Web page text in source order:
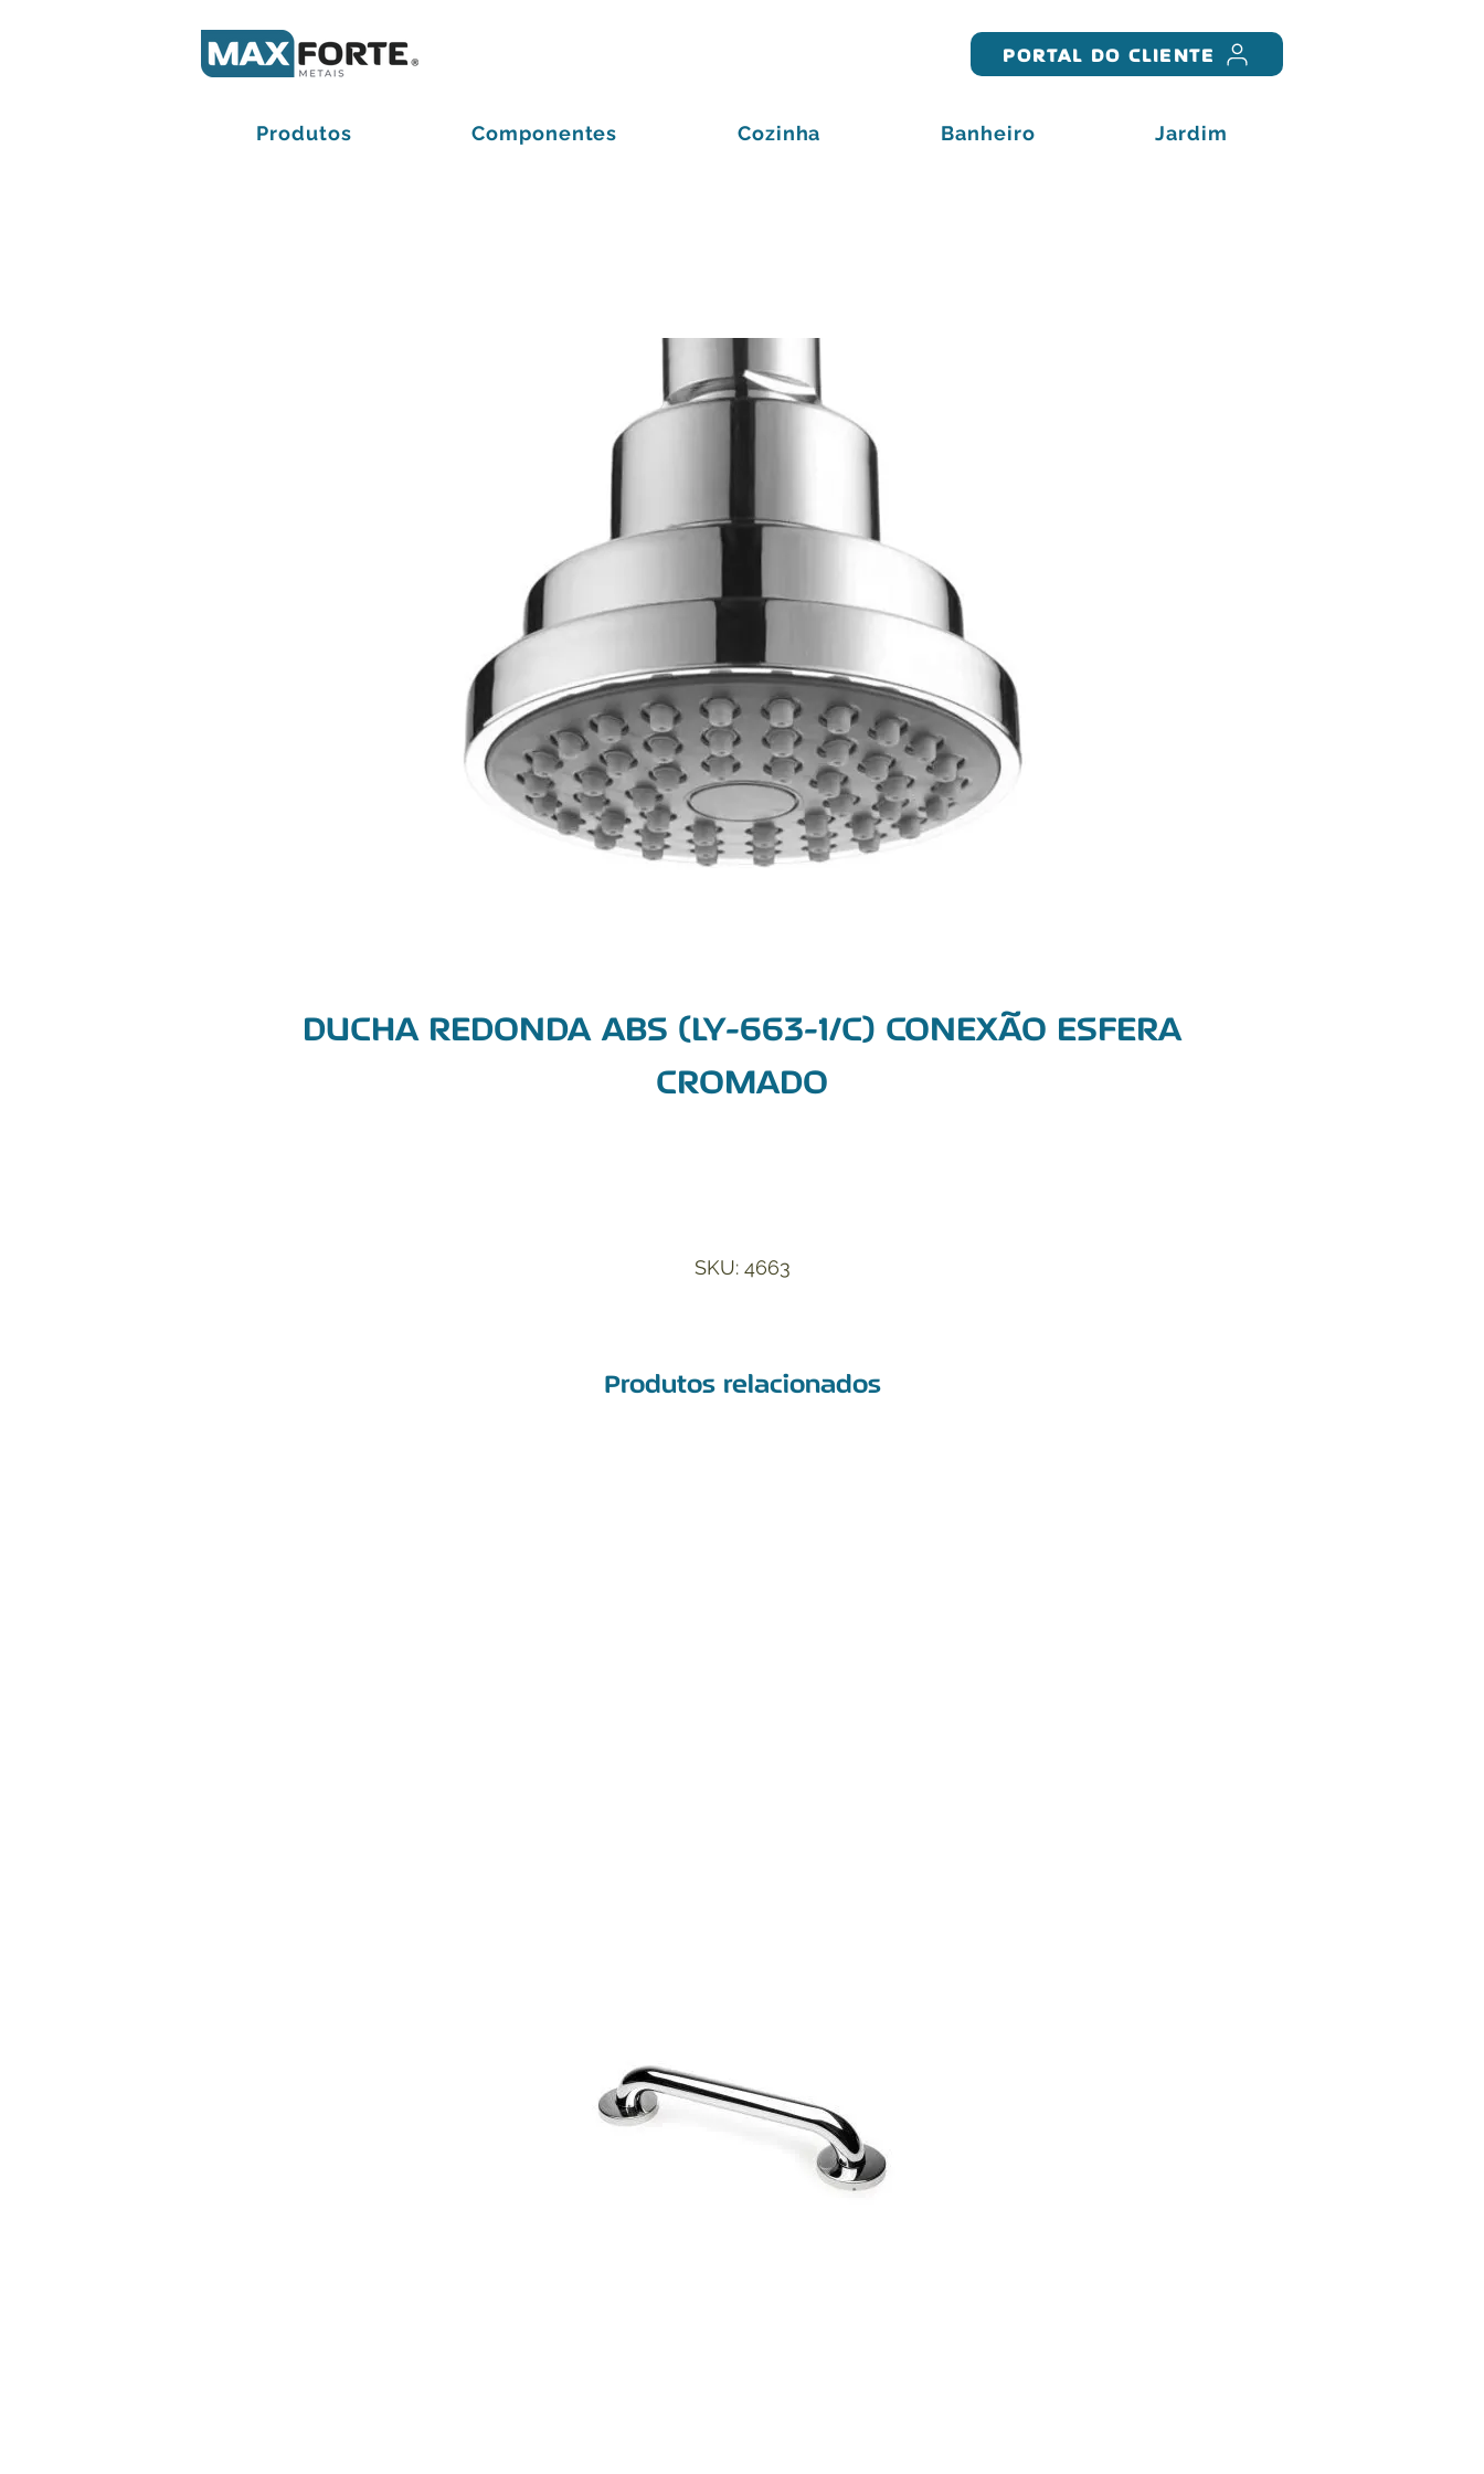
PORTAL DO CLIENTE
Produtos Componentes Cozinha Banheiro Jardim
DUCHA REDONDA ABS (LY-663-1/C) CONEXÃO ESFERA
CROMADO
SKU: 4663
Produtos relacionados